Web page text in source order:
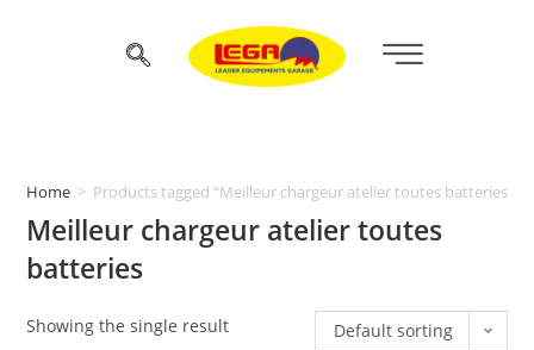
Home > Products tagged “Meilleur chargeur atelier toutes batteries”
Meilleur chargeur atelier toutes
batteries
Showing the single result Default sorting